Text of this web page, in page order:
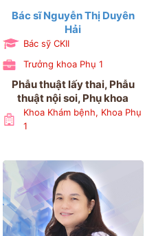
Bác sĩ Nguyễn Thị Duyên
Hải
Bác sỹ CKII
Trưởng khoa Phụ 1
Phẫu thuật lấy thai, Phẫu
thuật nội soi, Phụ khoa
Khoa Khám bệnh, Khoa Phụ
1